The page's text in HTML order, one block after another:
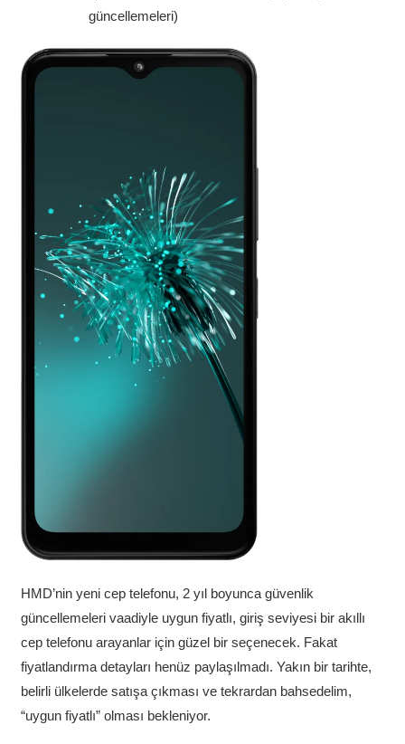
güncellemeleri)
HMD’nin yeni cep telefonu, 2 yıl boyunca güvenlik
güncellemeleri vaadiyle uygun fiyatlı, giriş seviyesi bir akıllı
cep telefonu arayanlar için güzel bir seçenecek. Fakat
fiyatlandırma detayları henüz paylaşılmadı. Yakın bir tarihte,
belirli ülkelerde satışa çıkması ve tekrardan bahsedelim,
“uygun fiyatlı” olması bekleniyor.